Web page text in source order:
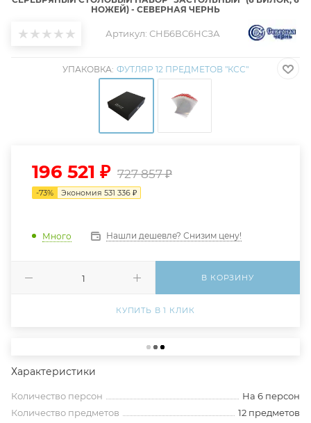
НОЖЕЙ) - СЕВЕРНАЯ ЧЕРНЬ
Артикул: СНБ6ВС6НСЗА
УПАКОВКА: ФУТЛЯР 12 ПРЕДМЕТОВ "КСС"
196 521 ₽ 727 857₽
-73% Экономия 531 336 ₽
Много Нашли дешевле? Снизим цену!
В КОРЗИНУ
КУПИТЬ В 1 КЛИК
Характеристики
Количество персон
На 6 персон
Количество предметов
12 предметов